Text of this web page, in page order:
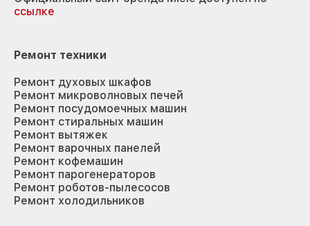
ссылке
Ремонт техники
Ремонт духовых шкафов
Ремонт микроволновых печей
Ремонт посудомоечных машин
Ремонт стиральных машин
Ремонт вытяжек
Ремонт варочных панелей
Ремонт кофемашин
Ремонт парогенераторов
Ремонт роботов-пылесосов
Ремонт холодильников